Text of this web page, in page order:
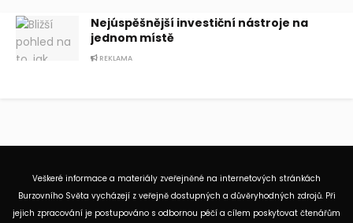
Nejúspěšnější investiční nástroje na
jednom místě
REKLAMA
Veškeré informace a materiály zveřejněné na internetových stránkách
Burzovního Světa vycházejí z veřejně dostupných a důvěryhodných zdrojů. Při
jejich zpracování je postupováno s odbornou péčí a cílem poskytovat čtenářům